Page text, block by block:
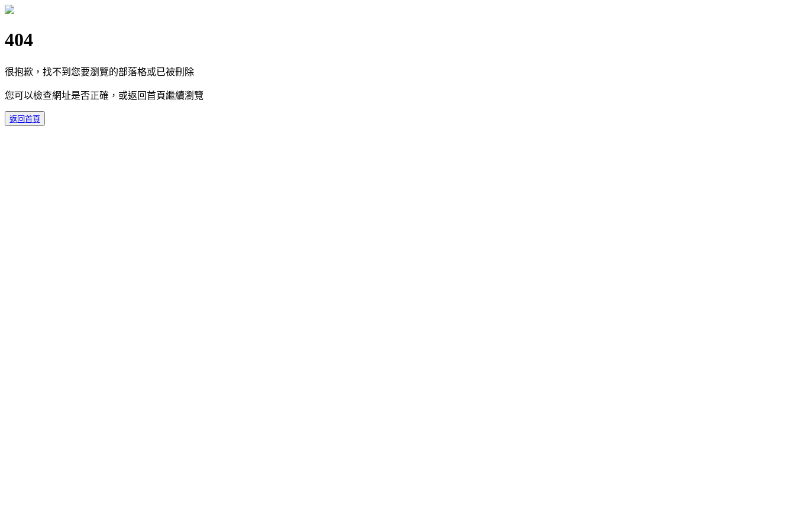
404
很抱歉，找不到您要瀏覽的部落格或已被刪除
您可以檢查網址是否正確，或返回首頁繼續瀏覽
返回首頁